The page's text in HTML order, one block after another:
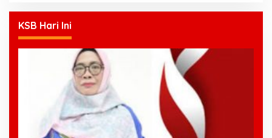
KSB Hari Ini